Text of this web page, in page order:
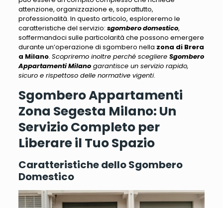
attenzione, organizzazione e, soprattutto,
professionalità. In questo articolo, esploreremo le
caratteristiche del servizio: sgombero domestico,
soffermandoci sulle particolarità che possono emergere
durante un’operazione di sgombero nella zona di Brera
a Milano. Scopriremo inoltre perché scegliere Sgombero
Appartamenti Milanogarantisce un servizio rapido,
sicuro e rispettoso delle normative vigenti.
Sgombero Appartamenti
Zona Segesta Milano: Un
Servizio Completo per
Liberare il Tuo Spazio
Caratteristiche dello Sgombero
Domestico